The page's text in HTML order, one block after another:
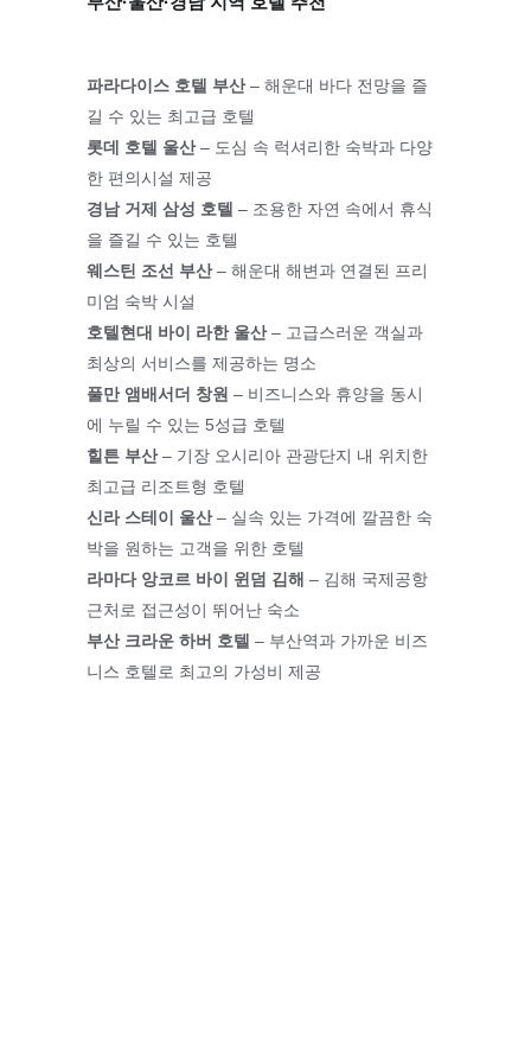
파라다이스 호텔 부산 – 해운대 바다 전망을 즐
길 수 있는 최고급 호텔
롯데 호텔 울산 – 도심 속 럭셔리한 숙박과 다양
한 편의시설 제공
경남 거제 삼성 호텔 – 조용한 자연 속에서 휴식
을 즐길 수 있는 호텔
웨스틴 조선 부산 – 해운대 해변과 연결된 프리
미엄 숙박 시설
호텔현대 바이 라한 울산 – 고급스러운 객실과
최상의 서비스를 제공하는 명소
풀만 앰배서더 창원 – 비즈니스와 휴양을 동시
에 누릴 수 있는 5성급 호텔
힐튼 부산 – 기장 오시리아 관광단지 내 위치한
최고급 리조트형 호텔
신라 스테이 울산 – 실속 있는 가격에 깔끔한 숙
박을 원하는 고객을 위한 호텔
라마다 앙코르 바이 윈덤 김해 – 김해 국제공항
근처로 접근성이 뛰어난 숙소
부산 크라운 하버 호텔 – 부산역과 가까운 비즈
니스 호텔로 최고의 가성비 제공